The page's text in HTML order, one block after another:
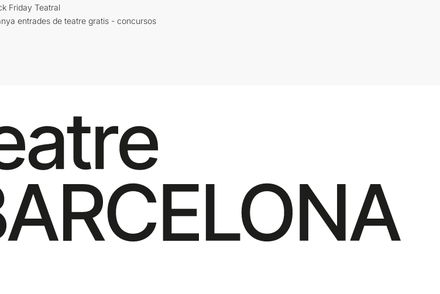
Friday Teatral
entrades de teatre gratis - concursos